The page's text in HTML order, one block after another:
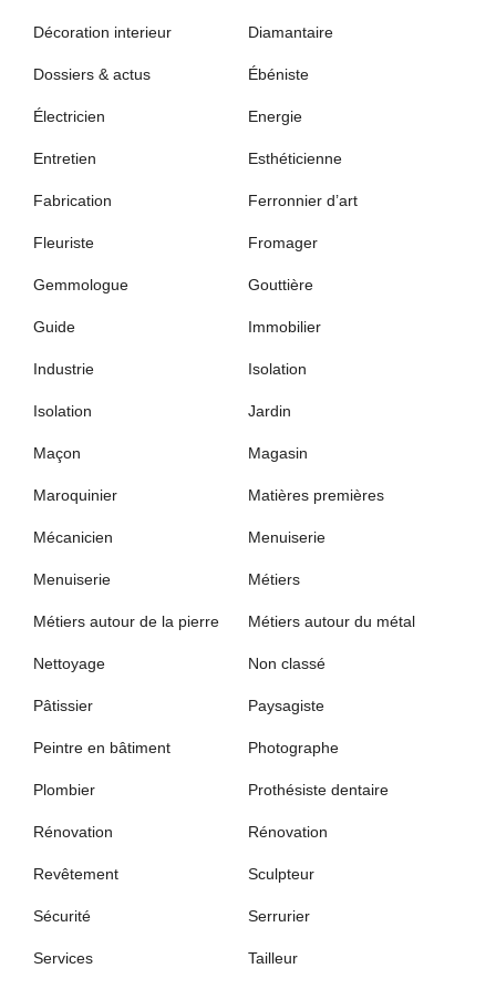
Décoration interieur Diamantaire
Dossiers & actus Ébéniste
Électricien Energie
Entretien Esthéticienne
Fabrication Ferronnier d’art
Fleuriste Fromager
Gemmologue Gouttière
Guide Immobilier
Industrie Isolation
Isolation Jardin
Maçon Magasin
Maroquinier Matières premières
Mécanicien Menuiserie
Menuiserie Métiers
Métiers autour de la pierre Métiers autour du métal
Nettoyage Non classé
Pâtissier Paysagiste
Peintre en bâtiment Photographe
Plombier Prothésiste dentaire
Rénovation Rénovation
Revêtement Sculpteur
Sécurité Serrurier
Services Tailleur